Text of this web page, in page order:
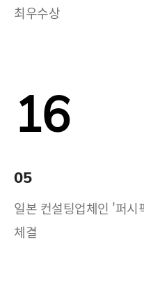
최우수상
16
05
일본 컨설팅업체인 '퍼
체결